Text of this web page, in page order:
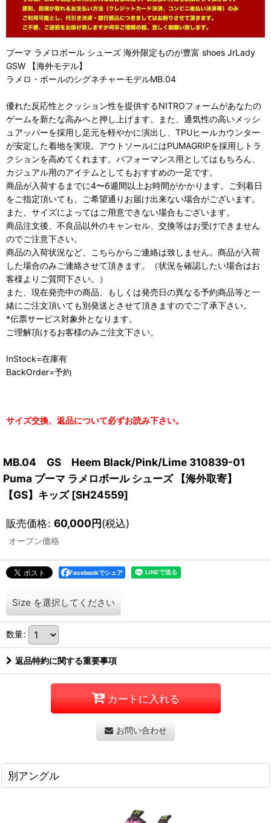
プーマ ラメロボール シューズ 海外限定ものが豊富 shoes JrLady
GSW 【海外モデル】
ラメロ・ボールのシグネチャーモデルMB.04
優れた反応性とクッション性を提供するNITROフォームがあなたの
ゲームを新たな高みへと押し上げます。また、通気性の高いメッシ
ュアッパーを採用し足元を軽やかに演出し、TPUヒールカウンター
が安定した着地を実現。アウトソールにはPUMAGRIPを採用しトラ
クションを高めてくれます。パフォーマンス用としてはもちろん、
カジュアル用のアイテムとしてもおすすめの一足です。
商品が入荷するまでに4〜6週間以上お時間がかかります。ご到着日
をご指定頂いても、ご希望通りお届け出来ない場合がございます。
また、サイズによってはご用意できない場合もございます。
商品注文後、不良品以外のキャンセル、交換等はお受けできません
のでご注意下さい。
商品の入荷状況など、こちらからご連絡は致しません。商品が入荷
した場合のみご連絡させて頂きます。（状況を確認したい場合はお
客様よりご質問下さい。）
また、現在発売中の商品、もしくは発売日の異なる予約商品等と一
緒にご注文頂いても別発送とさせて頂きますのでご了承下さい。
*伝票サービス対象外となります。
ご理解頂けるお客様のみご注文下さい。
InStock=在庫有
BackOrder=予約
サイズ交換、返品について必ずお読み下さい。
MB.04 GS Heem Black/Pink/Lime 310839-01
Puma プーマ ラメロボール シューズ 【海外取寄】
【GS】キッズ [SH24559]
販売価格: 60,000円(税込)
オープン価格
Facebookでシェア
Size を選択してください
数量:
返品特約に関する重要事項
カートに入れる
お問い合わせ
別アングル